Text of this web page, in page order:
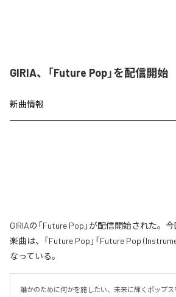
GIRIA、「Future Pop」を配信開始
新曲情報
GIRIAの「Future Pop」が配信開始された。
楽曲は、「Future Pop」「Future Pop
なっている。
誰かのために何かを施したい、未来に輝くポップ